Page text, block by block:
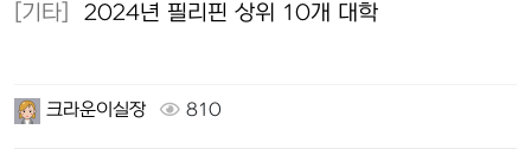
[기타] 2024년 필리핀 상위 10개 대학
크라운이실장 810